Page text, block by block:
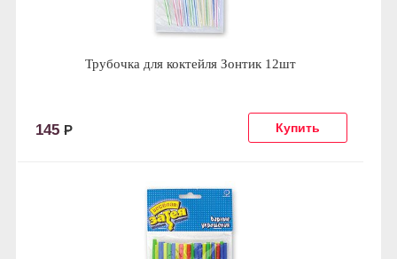
Трубочка для коктейля Зонтик 12шт
145 Р